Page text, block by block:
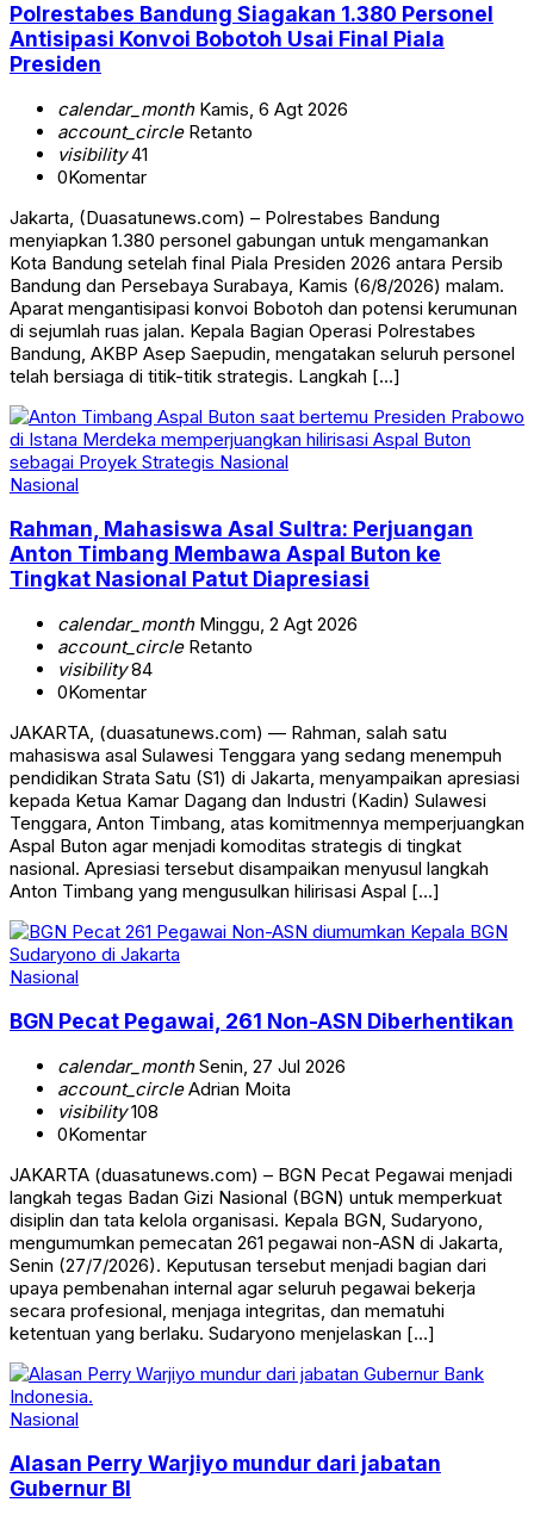
Polrestabes Bandung Siagakan 1.380 Personel
Antisipasi Konvoi Bobotoh Usai Final Piala
Presiden
calendar_monthKamis, 6 Agt 2026
account_circleRetanto
visibility41
0Komentar
Jakarta, (Duasatunews.com) – Polrestabes Bandung
menyiapkan 1.380 personel gabungan untuk mengamankan
Kota Bandung setelah final Piala Presiden 2026 antara Persib
Bandung dan Persebaya Surabaya, Kamis (6/8/2026) malam.
Aparat mengantisipasi konvoi Bobotoh dan potensi kerumunan
di sejumlah ruas jalan. Kepala Bagian Operasi Polrestabes
Bandung, AKBP Asep Saepudin, mengatakan seluruh personel
telah bersiaga di titik-titik strategis. Langkah […]
Nasional
Rahman, Mahasiswa Asal Sultra: Perjuangan
Anton Timbang Membawa Aspal Buton ke
Tingkat Nasional Patut Diapresiasi
calendar_monthMinggu, 2 Agt 2026
account_circleRetanto
visibility84
0Komentar
JAKARTA, (duasatunews.com) — Rahman, salah satu
mahasiswa asal Sulawesi Tenggara yang sedang menempuh
pendidikan Strata Satu (S1) di Jakarta, menyampaikan apresiasi
kepada Ketua Kamar Dagang dan Industri (Kadin) Sulawesi
Tenggara, Anton Timbang, atas komitmennya memperjuangkan
Aspal Buton agar menjadi komoditas strategis di tingkat
nasional. Apresiasi tersebut disampaikan menyusul langkah
Anton Timbang yang mengusulkan hilirisasi Aspal […]
Nasional
BGN Pecat Pegawai, 261 Non-ASN Diberhentikan
calendar_monthSenin, 27 Jul 2026
account_circleAdrian Moita
visibility108
0Komentar
JAKARTA (duasatunews.com) – BGN Pecat Pegawai menjadi
langkah tegas Badan Gizi Nasional (BGN) untuk memperkuat
disiplin dan tata kelola organisasi. Kepala BGN, Sudaryono,
mengumumkan pemecatan 261 pegawai non-ASN di Jakarta,
Senin (27/7/2026). Keputusan tersebut menjadi bagian dari
upaya pembenahan internal agar seluruh pegawai bekerja
secara profesional, menjaga integritas, dan mematuhi
ketentuan yang berlaku. Sudaryono menjelaskan […]
Nasional
Alasan Perry Warjiyo mundur dari jabatan
Gubernur BI